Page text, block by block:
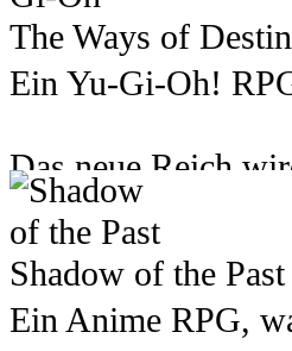
The Ways of
Ein Yu-Gi-Oh!
Das neue Reich
Atemu den
hat. Dadurch
Milleniumspuzzles
Zukunft indessen
Shadow of the Past
Ein Anime RPG,